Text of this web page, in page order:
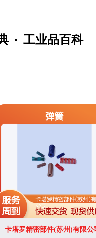
工业品百科
卡塔罗精密部件(苏州)有限公